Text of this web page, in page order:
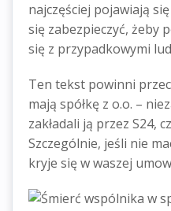
najczęściej pojawiają
się zabezpieczyć, żeby
się z przypadkowymi
Ten tekst powinni
mają spółkę z o.o. –
zakładali ją przez S24,
Szczególnie, jeśli nie
kryje się w waszej